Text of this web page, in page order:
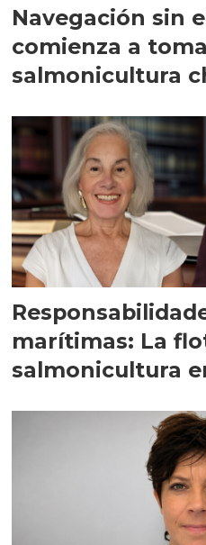
Navegación sin
comienza a
salmonicultura
marítimas: La
salmonicultura